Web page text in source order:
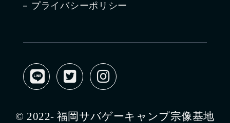
プライバシーポリシー
© 2022- 福岡サバゲーキャンプ宗像基地